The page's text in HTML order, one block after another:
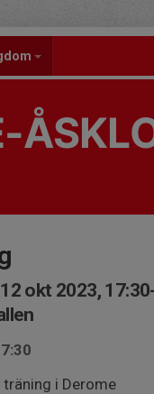
okt 2023,
i Derome